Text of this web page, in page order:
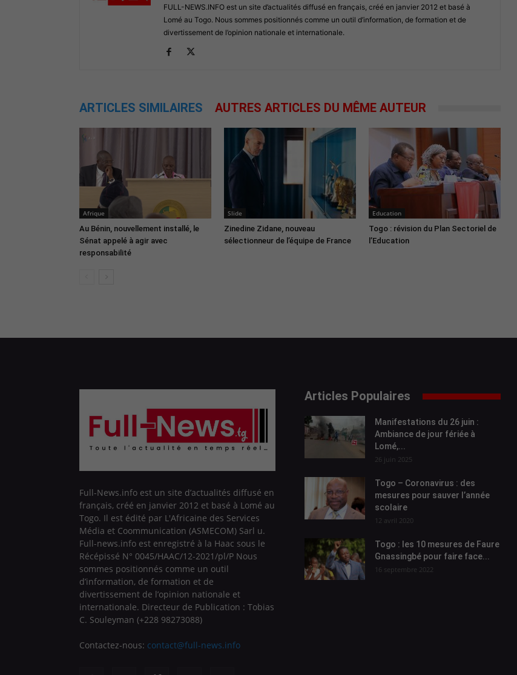
FULL-NEWS.INFO est un site d’actualités diffusé en français, créé en janvier 2012 et basé à
Lomé au Togo. Nous sommes positionnés comme un outil d’information, de formation et de
divertissement de l’opinion nationale et internationale.
ARTICLES SIMILAIRES AUTRES ARTICLES DU MÊME AUTEUR
Afrique
Au Bénin, nouvellement installé, le
Sénat appelé à agir avec
responsabilité
Slide
Zinedine Zidane, nouveau
sélectionneur de l’équipe de France
Education
Togo : révision du Plan Sectoriel de
l’Education
Full-News.info est un site d’actualités diffusé en
français, créé en janvier 2012 et basé à Lomé au
Togo. Il est édité par L'Africaine des Services
Média et Coommunication (ASMECOM) Sarl u.
Full-news.info est enregistré à la Haac sous le
Récépissé N° 0045/HAAC/12-2021/pl/P Nous
sommes positionnés comme un outil
d’information, de formation et de
divertissement de l’opinion nationale et
internationale. Directeur de Publication : Tobias
C. Souleyman (+228 98273088)
Contactez-nous: contact@full-news.info
Articles Populaires
Manifestations du 26 juin :
Ambiance de jour fériée à
Lomé,...
26 juin 2025
Togo – Coronavirus : des
mesures pour sauver l’année
scolaire
12 avril 2020
Togo : les 10 mesures de Faure
Gnassingbé pour faire face...
16 septembre 2022